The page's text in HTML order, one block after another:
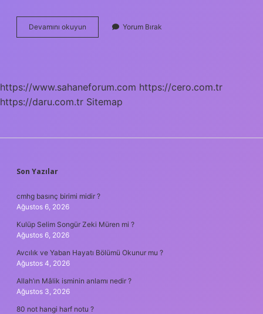
Devamını okuyun Sarmanın
Üstüne
Yorum Bırak
https://www.sahaneforum.com https://cero.com.tr
https://daru.com.tr Sitemap
SIDEBAR
Son Yazılar
cmhg basınç birimi midir ?
Ağustos 6, 2026
Kulüp Selim Songür Zeki Müren mi ?
Ağustos 6, 2026
Avcılık ve Yaban Hayatı Bölümü Okunur mu ?
Ağustos 4, 2026
Allah’ın Mâlik isminin anlamı nedir ?
Ağustos 3, 2026
80 not hangi harf notu ?